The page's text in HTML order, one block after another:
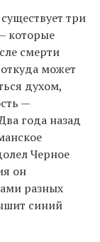
три
которые
смерти
может
духом,
—
года назад
Черное
он
разных
синий